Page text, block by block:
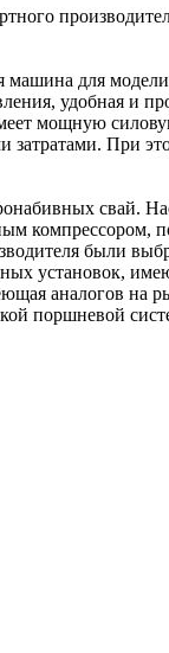
для модели
удобная и
мощную
При
свай.
были
установок,
аналогов на
поршневой